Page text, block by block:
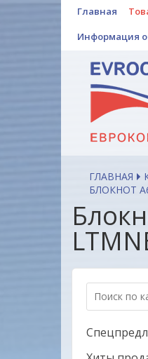
Главная
Информация
ГЛАВНАЯ
БЛОКНОТ